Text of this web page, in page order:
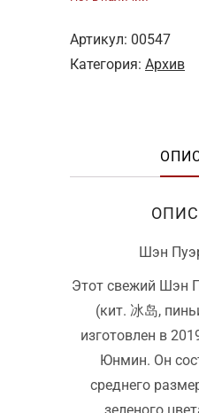
Артикул: 00547
Категория: Архив
Шэн
Этот свежий Шэн
(кит. 冰岛,
изготовлен в
Юнмин. Он
среднего